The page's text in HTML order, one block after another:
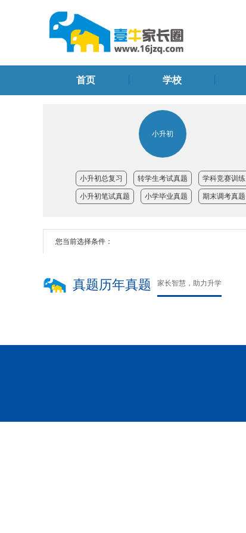
首页 学校
小升初
小升初总复习 转学生考试真题 学科竞赛训练
小升初笔试真题 小学毕业真题 期末调考真题
您当前选择条件：
真题历年真题 家长智慧，助力升学